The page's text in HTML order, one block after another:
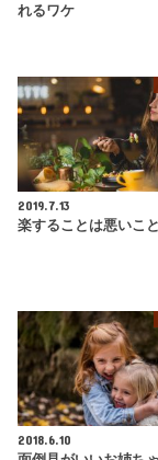
れるワケ
2019.7.13
楽することは悪いこ
2018.6.10